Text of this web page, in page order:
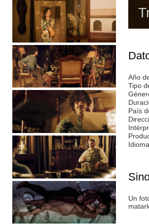
Año
Tipo
País
Un